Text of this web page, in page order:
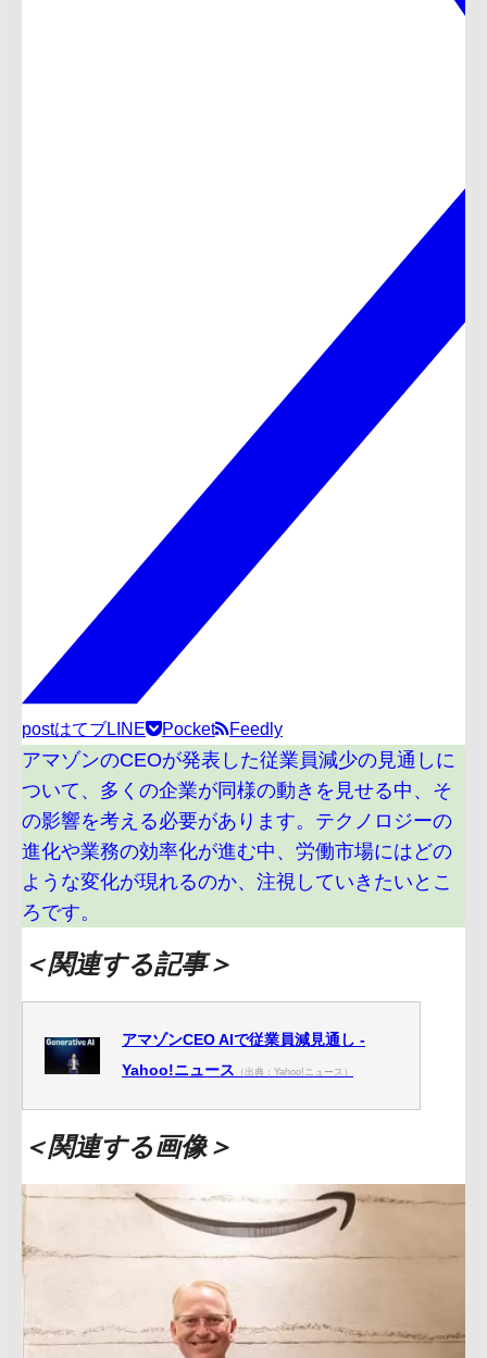
postはてブLINE Pocket Feedly
アマゾンのCEOが発表した従業員減少の見通しに
ついて、多くの企業が同様の動きを見せる中、そ
の影響を考える必要があります。テクノロジーの
進化や業務の効率化が進む中、労働市場にはどの
ような変化が現れるのか、注視していきたいとこ
ろです。
＜関連する記事＞
アマゾンCEO AIで従業員減見通し -
Yahoo!ニュース （出典：Yahoo!ニュース）
＜関連する画像＞